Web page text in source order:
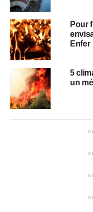
Pour
Enfer
5
un